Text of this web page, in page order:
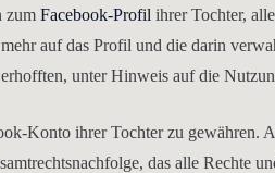
zum Facebook-Profil ihrer Tochter,
auf das Profil und die darin
unter Hinweis auf die
Konto ihrer Tochter zu gewähren.
das alle Rechte